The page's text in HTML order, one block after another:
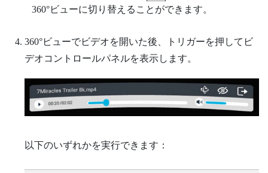
360°ビューに切り替えることができます。
360°ビューでビデオを開いた後、 トリガーを押してビ
デオコントロールパネルを表示します。
以下のいずれかを実行できます：